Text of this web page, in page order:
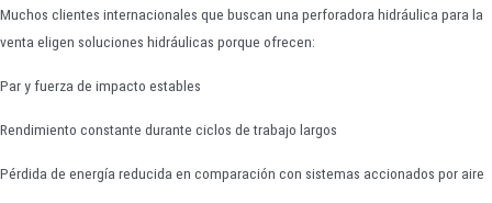
Muchos clientes internacionales que buscan una perforadora hidráulica para la
venta eligen soluciones hidráulicas porque ofrecen:
Par y fuerza de impacto estables
Rendimiento constante durante ciclos de trabajo largos
Pérdida de energía reducida en comparación con sistemas accionados por aire